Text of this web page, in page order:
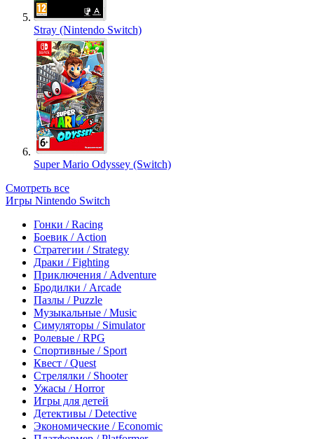
Stray (Nintendo Switch)
Super Mario Odyssey (Switch)
Смотреть все
Игры Nintendo Switch
Гонки / Racing
Боевик / Action
Стратегии / Strategy
Драки / Fighting
Приключения / Adventure
Бродилки / Arcade
Пазлы / Puzzle
Музыкальные / Music
Симуляторы / Simulator
Ролевые / RPG
Спортивные / Sport
Квест / Quest
Стрелялки / Shooter
Ужасы / Horror
Игры для детей
Детективы / Detective
Экономические / Economic